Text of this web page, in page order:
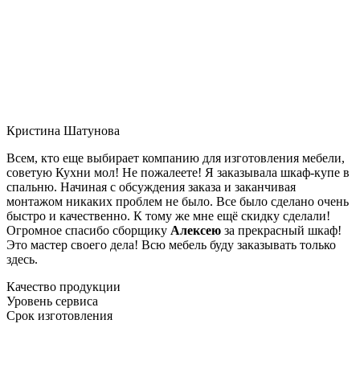
Кристина Шатунова
Всем, кто еще выбирает компанию для изготовления мебели,
советую Кухни мол! Не пожалеете! Я заказывала шкаф-купе в
спальню. Начиная с обсуждения заказа и заканчивая
монтажом никаких проблем не было. Все было сделано очень
быстро и качественно. К тому же мне ещё скидку сделали!
Огромное спасибо сборщику Алексею за прекрасный шкаф!
Это мастер своего дела! Всю мебель буду заказывать только
здесь.
Качество продукции
Уровень сервиса
Срок изготовления